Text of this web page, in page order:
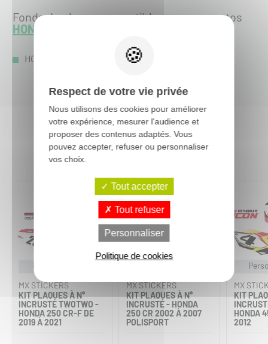
Fonds de plaque compatible avec ces motos
HONDA
HONDA CRF-R 450 : CRF-R 450 2012
Vous aimerez aussi :
Personnalisable
MX STICKERS
KIT PLAQUES À N°
INCRUSTÉ TWOTWO -
HONDA 250 CR-F DE
2019 À 2021
MX STICKERS
KIT PLAQUES À N°
INCRUSTÉ - HONDA
250 CR 2002 À 2007
POLISPORT
MX
KIT
HONDA
2012
Respect de votre vie privée
Nous utilisons des cookies pour améliorer
votre expérience, mesurer l'audience et
proposer des contenus adaptés. Vous
pouvez accepter, refuser ou personnaliser
vos choix.
Tout accepter
Tout refuser
Personnaliser
Politique de cookies